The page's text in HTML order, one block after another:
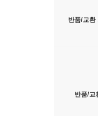
수메르, 그
그 문명권
때문에 오
우리에게는
하지만 수
이미 국내
반품/교환
반품/교